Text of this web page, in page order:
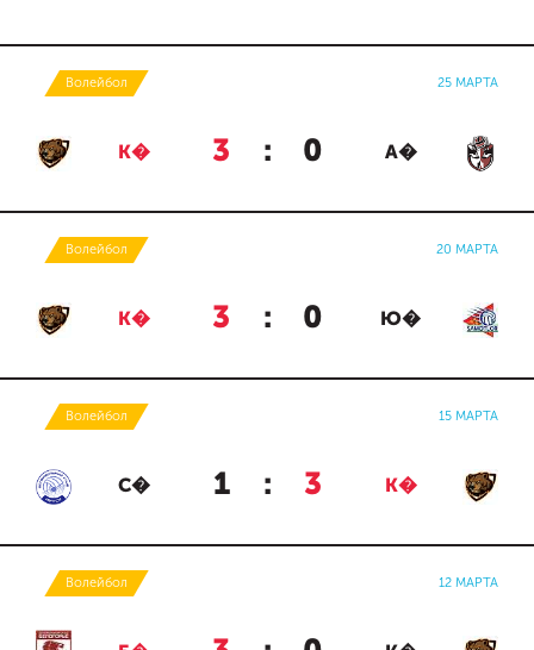
Волейбол 25 МАРТА
К� 3 : 0 А�
Волейбол 20 МАРТА
К� 3 : 0 Ю�
Волейбол 15 МАРТА
С� 1 : 3 К�
Волейбол 12 МАРТА